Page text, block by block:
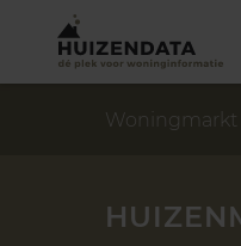
Woningmarkt